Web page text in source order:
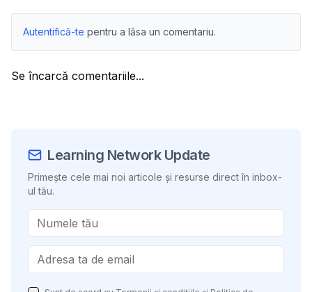
Autentifică-te pentru a lăsa un comentariu.
Se încarcă comentariile...
Learning Network Update
Primește cele mai noi articole și resurse direct în inbox-
ul tău.